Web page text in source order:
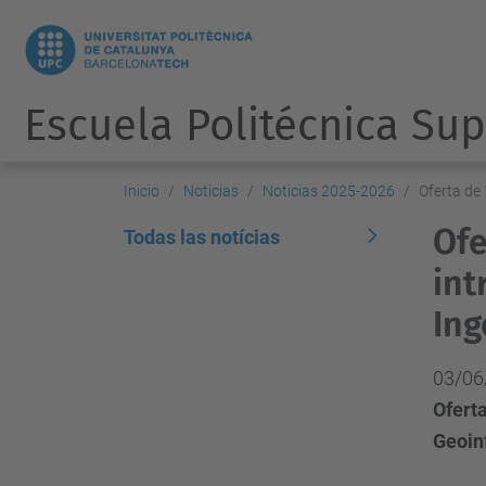
Escuela Politécnica
Inicio Noticias Noticias 2025-2026 Oferta
03/
Todas las notícias